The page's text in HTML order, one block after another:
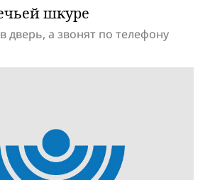
шкуре
дверь, а звонят по телефону